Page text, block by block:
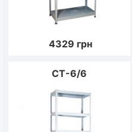
4329 грн
CT-6/6